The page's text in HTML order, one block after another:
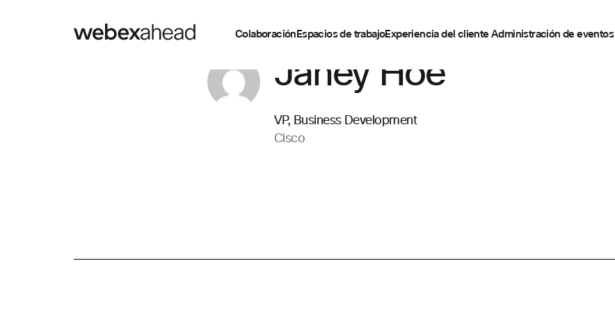
ColaboraciónEspacios de trabajoExperiencia del clienteAdministración de eventos
Janey Hoe
VP, Business Development
Cisco